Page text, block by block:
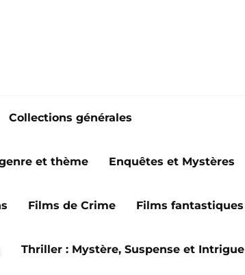
Collections générales
et thème Enquêtes et Mystères
Films de Crime Films fantastiques
Thriller : Mystère, Suspense et Intrigue